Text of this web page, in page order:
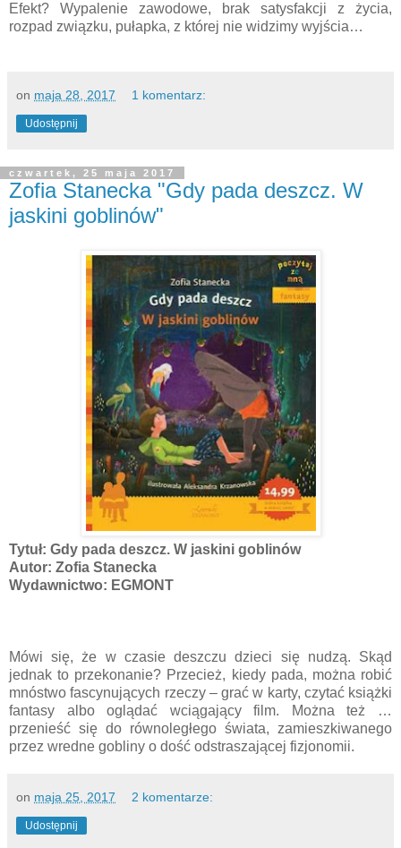
Efekt? Wypalenie zawodowe, brak satysfakcji z życia,
rozpad związku, pułapka, z której nie widzimy wyjścia…
on maja 28, 2017 1 komentarz:
Udostępnij
czwartek, 25 maja 2017
Zofia Stanecka "Gdy pada deszcz. W
jaskini goblinów"
Tytuł: Gdy pada deszcz. W jaskini goblinów
Autor: Zofia Stanecka
Wydawnictwo: EGMONT
Mówi się, że w czasie deszczu dzieci się nudzą. Skąd
jednak to przekonanie? Przecież, kiedy pada, można robić
mnóstwo fascynujących rzeczy – grać w karty, czytać książki
fantasy albo oglądać wciągający film. Można też …
przenieść się do równoległego świata, zamieszkiwanego
przez wredne gobliny o dość odstraszającej fizjonomii.
on maja 25, 2017 2 komentarze:
Udostępnij